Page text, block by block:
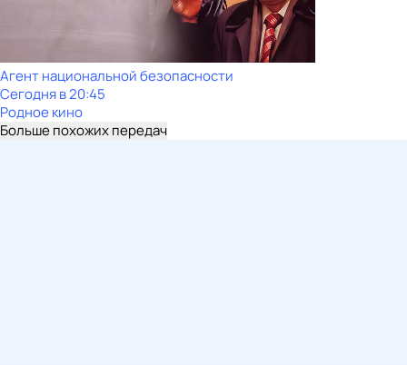
Агент национальной безопасности
Сегодня в 20:45
Родное кино
Больше похожих передач